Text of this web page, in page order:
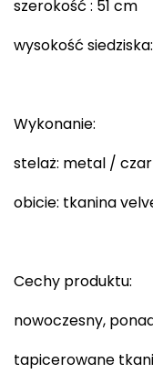
szerokość : 51 cm
wysokość
Wykonanie:
stelaż: metal /
obicie: tkanina
Cechy produktu:
nowoczesny,
tapicerowane